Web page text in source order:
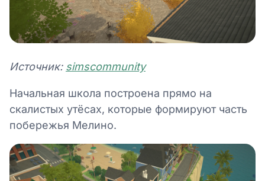
Источник: simscommunity
Начальная школа построена прямо на
скалистых утёсах, которые формируют часть
побережья Мелино.